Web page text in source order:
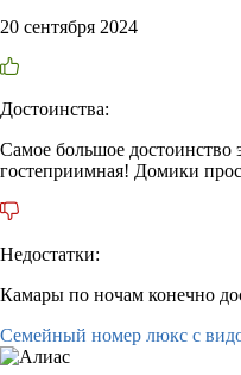
20 сентября 2024
Достоинства:
Самое большое достоинство
гостеприимная! Домики
Недостатки:
Камары по ночам конечно
Семейный номер люкс с